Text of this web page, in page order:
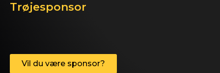
Trøjesponsor
Vil du være sponsor?